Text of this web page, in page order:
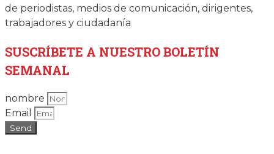
de periodistas, medios de comunicación, dirigentes,
trabajadores y ciudadanía
SUSCRÍBETE A NUESTRO BOLETÍN
SEMANAL
nombre
Email
Send